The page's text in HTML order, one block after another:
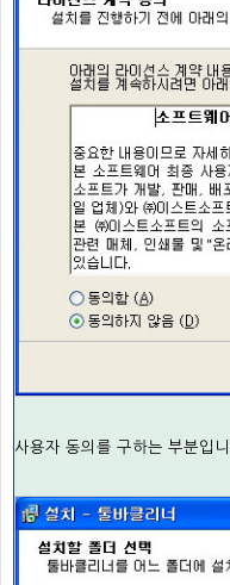
사용자 동의를 구하는 부분입